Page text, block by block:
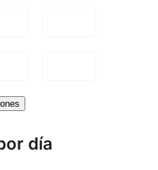
día